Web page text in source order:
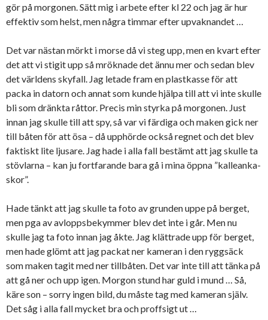
gör på morgonen. Sätt mig i arbete efter kl 22 och jag är hur
effektiv som helst, men några timmar efter upvaknandet …
Det var nästan mörkt i morse då vi steg upp, men en kvart efter
det att vi stigit upp så mröknade det ännu mer och sedan blev
det världens skyfall. Jag letade fram en plastkasse för att
packa in datorn och annat som kunde hjälpa till att vi inte skulle
bli som dränkta råttor. Precis min styrka på morgonen. Just
innan jag skulle till att spy, så var vi färdiga och maken gick ner
till båten för att ösa – då upphörde också regnet och det blev
faktiskt lite ljusare. Jag hade i alla fall bestämt att jag skulle ta
stövlarna – kan ju fortfarande bara gå i mina öppna ”kalleanka-
skor”.
Hade tänkt att jag skulle ta foto av grunden uppe på berget,
men pga av avloppsbekymmer blev det inte i går. Men nu
skulle jag ta foto innan jag åkte. Jag klättrade upp för berget,
men hade glömt att jag packat ner kameran i den ryggsäck
som maken tagit med ner tillbåten. Det var inte till att tänka på
att gå ner och upp igen. Morgon stund har guld i mund … Så,
käre son – sorry ingen bild, du måste tag med kameran själv.
Det såg i alla fall mycket bra och proffsigt ut …